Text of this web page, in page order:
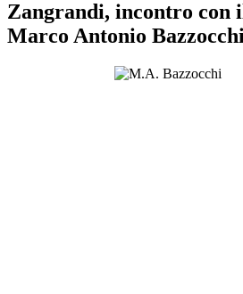
Zangrandi, incontro con
Marco Antonio Bazzocchi